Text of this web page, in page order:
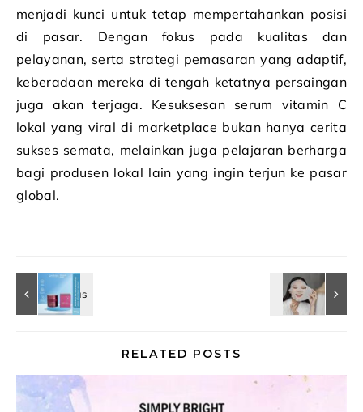
menjadi kunci untuk tetap mempertahankan posisi
di pasar. Dengan fokus pada kualitas dan
pelayanan, serta strategi pemasaran yang adaptif,
keberadaan mereka di tengah ketatnya persaingan
juga akan terjaga. Kesuksesan serum vitamin C
lokal yang viral di marketplace bukan hanya cerita
sukses semata, melainkan juga pelajaran berharga
bagi produsen lokal lain yang ingin terjun ke pasar
global.
RELATED POSTS